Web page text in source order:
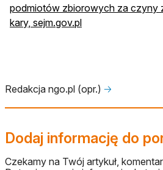
podmiotów zbiorowych za czyny
kary, sejm.gov.plotwiera się w
Redakcja ngo.pl (opr.) 🡢
Dodaj informację do
Czekamy na Twój artykuł,